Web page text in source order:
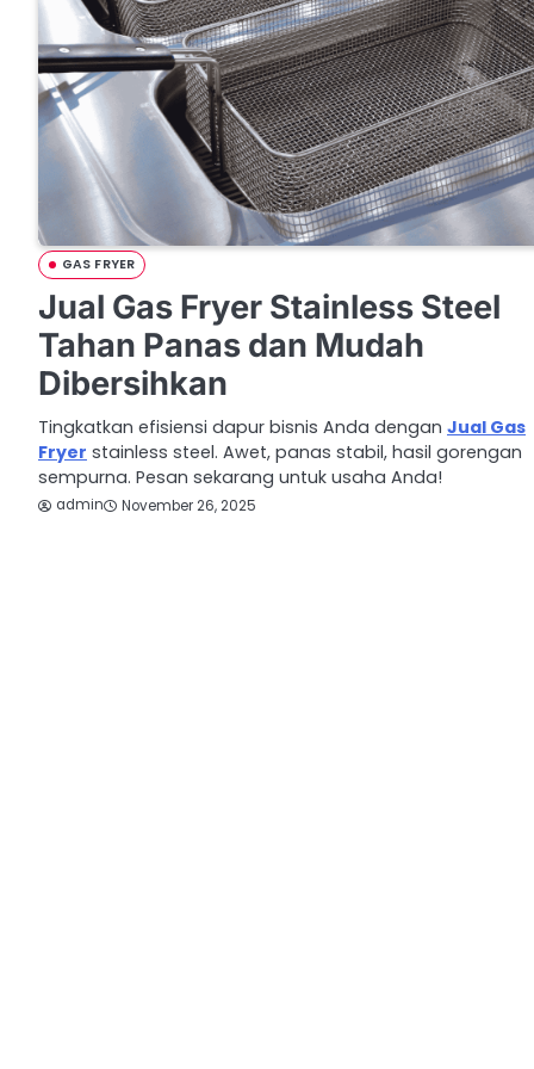
GAS FRYER
Jual Gas Fryer Stainless Steel
Tahan Panas dan Mudah
Dibersihkan
Tingkatkan efisiensi dapur bisnis Anda dengan Jual Gas
Fryer stainless steel. Awet, panas stabil, hasil gorengan
sempurna. Pesan sekarang untuk usaha Anda!
admin November 26, 2025